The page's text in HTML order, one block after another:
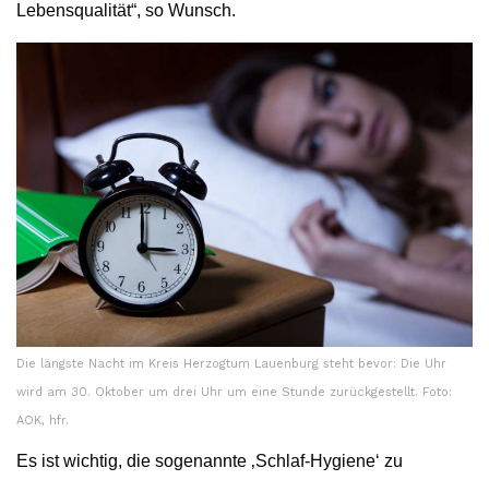
Lebensqualität“, so Wunsch.
Die längste Nacht im Kreis Herzogtum Lauenburg steht bevor: Die Uhr
wird am 30. Oktober um drei Uhr um eine Stunde zurückgestellt. Foto:
AOK, hfr.
Es ist wichtig, die sogenannte ‚Schlaf-Hygiene‘ zu